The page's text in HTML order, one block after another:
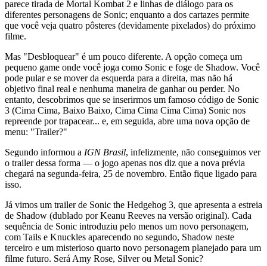
parece tirada de Mortal Kombat 2 e linhas de diálogo para os
diferentes personagens de Sonic; enquanto a dos cartazes permite
que você veja quatro pôsteres (devidamente pixelados) do próximo
filme.
Mas "Desbloquear" é um pouco diferente. A opção começa um
pequeno game onde você joga como Sonic e foge de Shadow. Você
pode pular e se mover da esquerda para a direita, mas não há
objetivo final real e nenhuma maneira de ganhar ou perder. No
entanto, descobrimos que se inserirmos um famoso código de Sonic
3 (Cima Cima, Baixo Baixo, Cima Cima Cima Cima) Sonic nos
repreende por trapacear... e, em seguida, abre uma nova opção de
menu: "Trailer?"
Segundo informou a IGN Brasil, infelizmente, não conseguimos ver
o trailer dessa forma — o jogo apenas nos diz que a nova prévia
chegará na segunda-feira, 25 de novembro. Então fique ligado para
isso.
Já vimos um trailer de Sonic the Hedgehog 3, que apresenta a estreia
de Shadow (dublado por Keanu Reeves na versão original). Cada
sequência de Sonic introduziu pelo menos um novo personagem,
com Tails e Knuckles aparecendo no segundo, Shadow neste
terceiro e um misterioso quarto novo personagem planejado para um
filme futuro. Será Amy Rose, Silver ou Metal Sonic?